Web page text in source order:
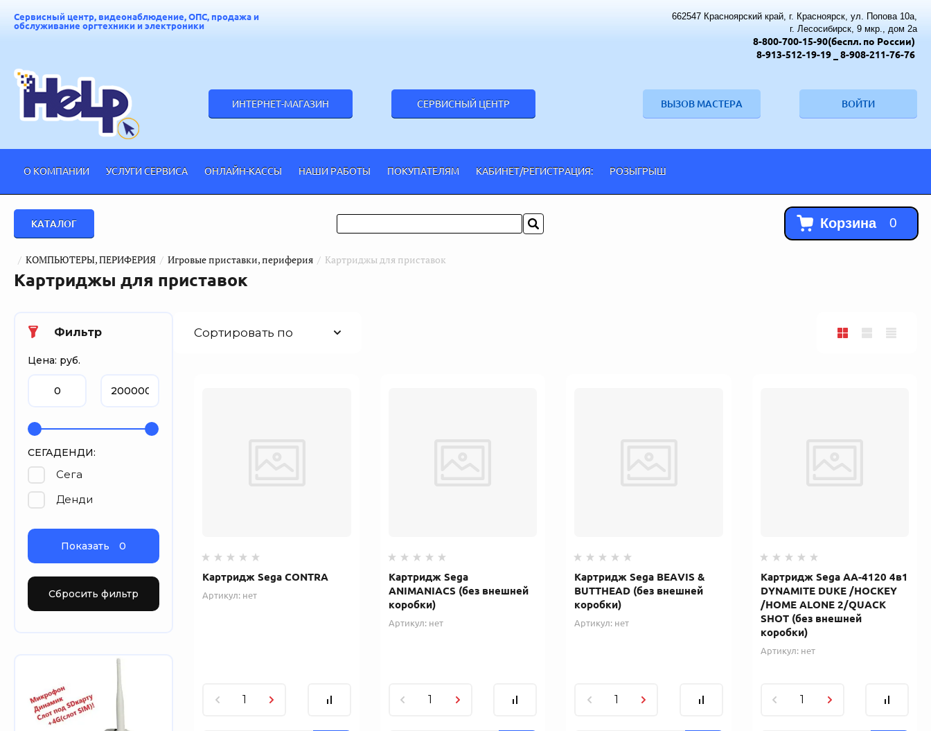
Сервисный центр, видеонаблюдение, ОПС, продажа и
обслуживание оргтехники и электроники
662547 Красноярский край, г. Красноярск, ул. Попова 10а,
г. Лесосибирск, 9 мкр., дом 2а
8-800-700-15-90(беспл. по России)
8-913-512-19-19
_ 8-908-211-76-76
ИНТЕРНЕТ-МАГАЗИН СЕРВИСНЫЙ ЦЕНТР ВЫЗОВ МАСТЕРА ВОЙТИ
О КОМПАНИИ УСЛУГИ СЕРВИСА ОНЛАЙН-КАССЫ НАШИ РАБОТЫ ПОКУПАТЕЛЯМ КАБИНЕТ/РЕГИСТРАЦИЯ: РОЗЫГРЫШ
КАТАЛОГ Корзина 0
  /
КОМПЬЮТЕРЫ, ПЕРИФЕРИЯ
  /
Игровые приставки, периферия
  /  Картриджы для приставок
Картриджы для приставок
Фильтр
Цена: руб.
СЕГАДЕНДИ:
Сега
Денди
Показать 0
Сбросить фильтр
Сортировать по
Картридж Sega CONTRA
Артикул: нет
Картридж Sega
ANIMANIACS (без внешней
коробки)
Артикул:нет
Картридж Sega BEAVIS &
BUTTHEAD (без внешней
коробки)
Артикул: нет
Картридж Sega AA-4120 4в1
DYNAMITE DUKE /HOCKEY
/HOME ALONE 2/QUACK
SHOT (без внешней
коробки)
Артикул:нет